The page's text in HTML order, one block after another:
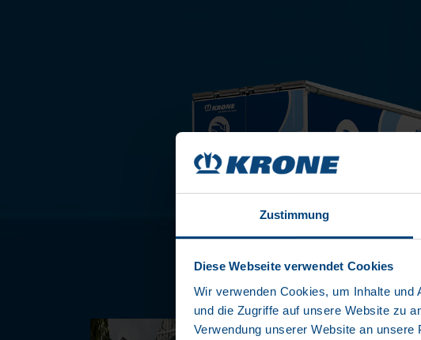
Zustimmung
Diese Webseite verwendet Cookies
Wir verwenden Cookies, um Inhalte
und die Zugriffe auf unsere Website zu
Verwendung unserer Website an